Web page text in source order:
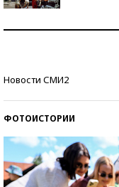
Новости СМИ2
ФОТОИСТОРИИ